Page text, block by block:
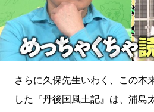
さらに久保先生いわく、この本
した『丹後国風土記』は、浦島